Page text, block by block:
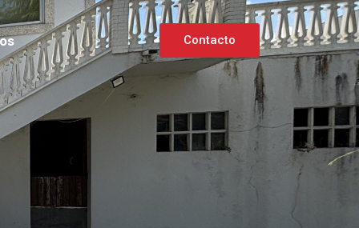
Contacto